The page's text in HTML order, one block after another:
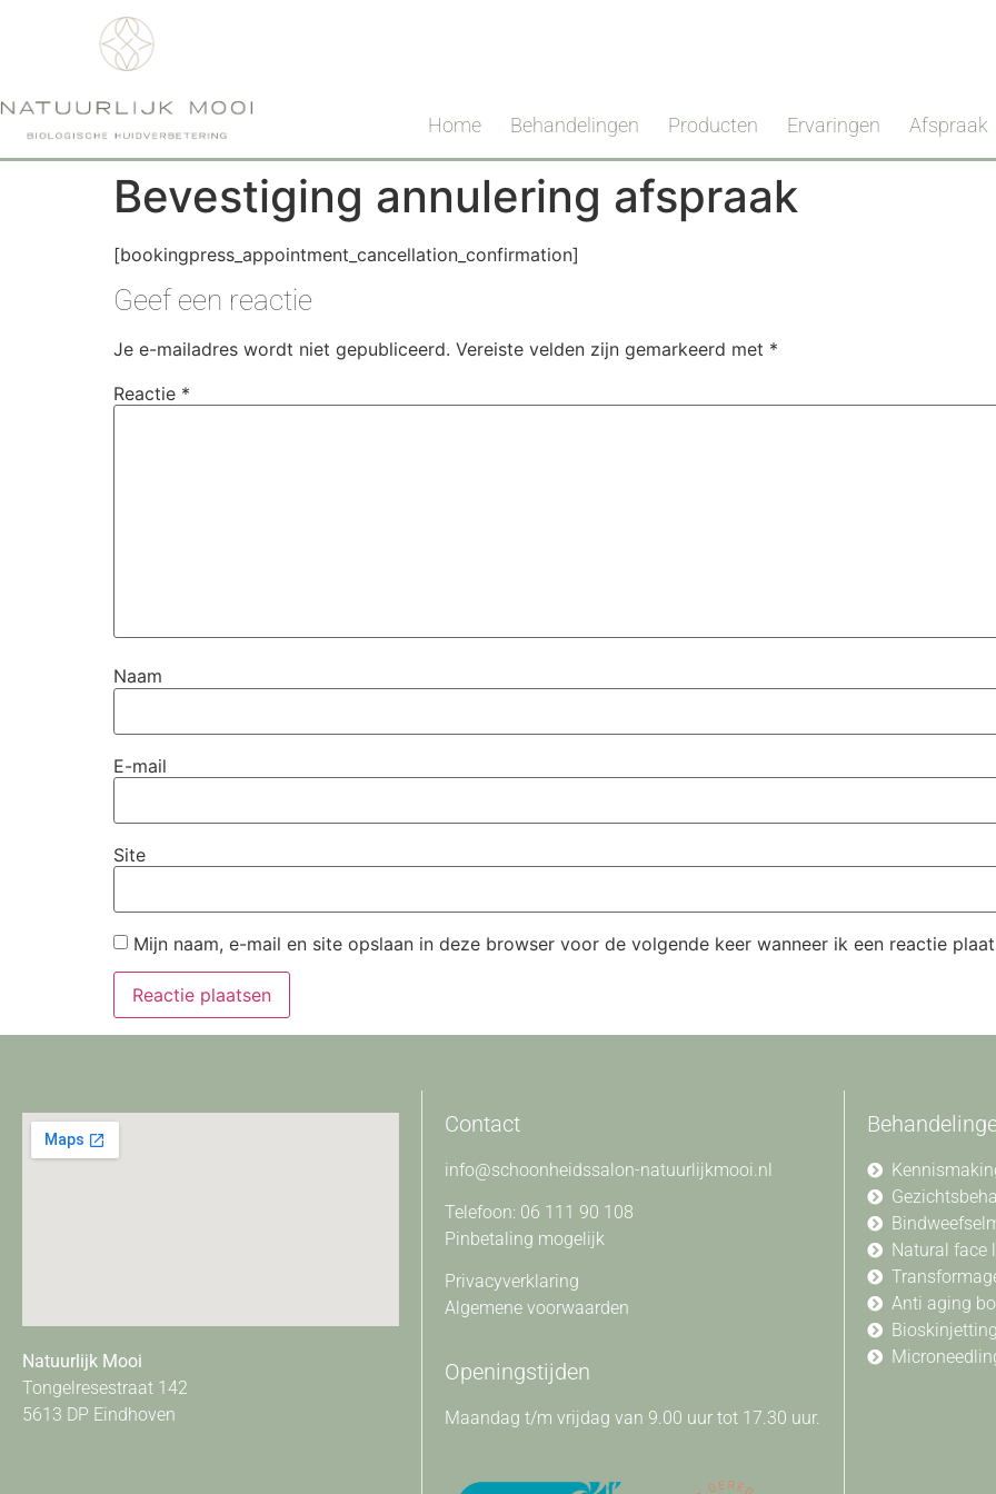
Home Behandelingen Producten Ervaringen Afspraak
Bevestiging annulering afspraak
[bookingpress_appointment_cancellation_confirmation]
Geef een reactie
Je e-mailadres wordt niet gepubliceerd. Vereiste velden zijn gemarkeerd met *
Reactie *
Naam
E-mail
Site
Mijn naam, e-mail en site opslaan in deze browser voor de volgende keer wanneer ik een reactie
Natuurlijk Mooi
Tongelresestraat 142
5613 DP Eindhoven
Contact
info@schoonheidssalon-natuurlijkmooi.nl
Telefoon: 06 111 90 108
Pinbetaling mogelijk
Privacyverklaring
Algemene voorwaarden
Openingstijden
Maandag t/m vrijdag van 9.00 uur tot 17.30 uur.
Natural face
Anti aging